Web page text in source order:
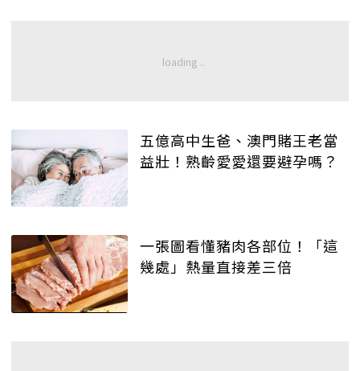
五億高中生爸、澳門賭王老當
益壯！熟齡愛愛還要避孕嗎？
一張圖看懂豬肉各部位！「這
幾處」熱量直接差三倍